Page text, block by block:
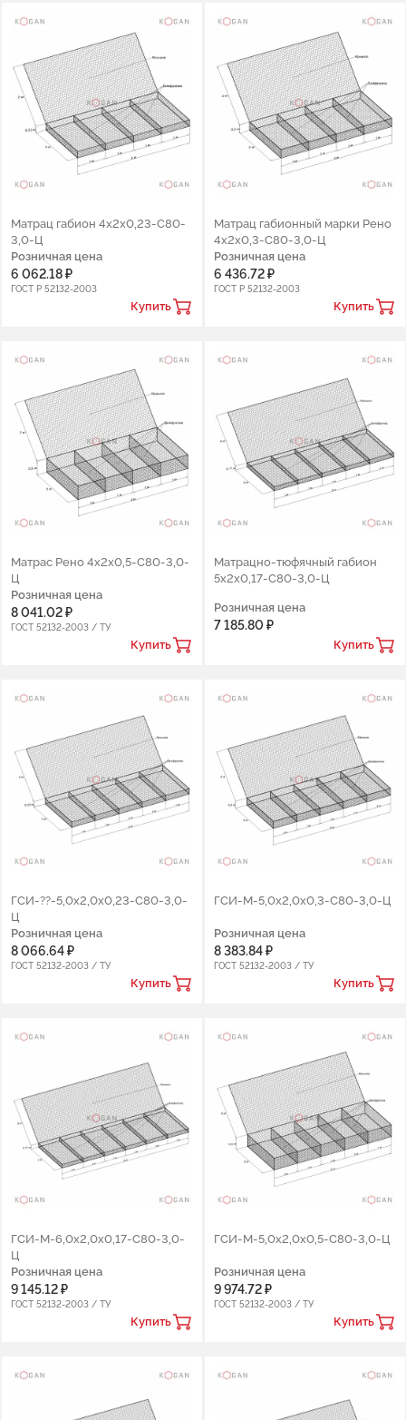
Матрац габион 4х2х0,23-С80-
3,0-Ц
Розничная цена
6 062.18 ₽
ГОСТ Р 52132-2003
Купить
Матрац габионный марки Рено
4х2х0,3-С80-3,0-Ц
Розничная цена
6 436.72 ₽
ГОСТ Р 52132-2003
Купить
Матрас Рено 4х2х0,5-С80-3,0-
Ц
Розничная цена
8 041.02 ₽
ГОСТ 52132-2003 / ТУ
Купить
Матрацно-тюфячный габион
5х2х0,17-С80-3,0-Ц
Розничная цена
7 185.80 ₽
Купить
ГСИ-??-5,0х2,0х0,23-С80-3,0-
Ц
Розничная цена
8 066.64 ₽
ГОСТ 52132-2003 / ТУ
Купить
ГСИ-М-5,0х2,0х0,3-С80-3,0-Ц
Розничная цена
8 383.84 ₽
ГОСТ 52132-2003 / ТУ
Купить
ГСИ-М-6,0х2,0х0,17-С80-3,0-
Ц
Розничная цена
9 145.12 ₽
ГОСТ 52132-2003 / ТУ
Купить
ГСИ-М-5,0х2,0х0,5-С80-3,0-Ц
Розничная цена
9 974.72 ₽
ГОСТ 52132-2003 / ТУ
Купить